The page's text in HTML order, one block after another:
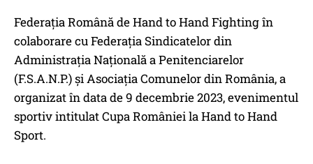
Federația Română de Hand to Hand Fighting în
colaborare cu Federația Sindicatelor din
Administrația Națională a Penitenciarelor
(F.S.A.N.P.) și Asociația Comunelor din România, a
organizat în data de 9 decembrie 2023, evenimentul
sportiv intitulat Cupa României la Hand to Hand
Sport.